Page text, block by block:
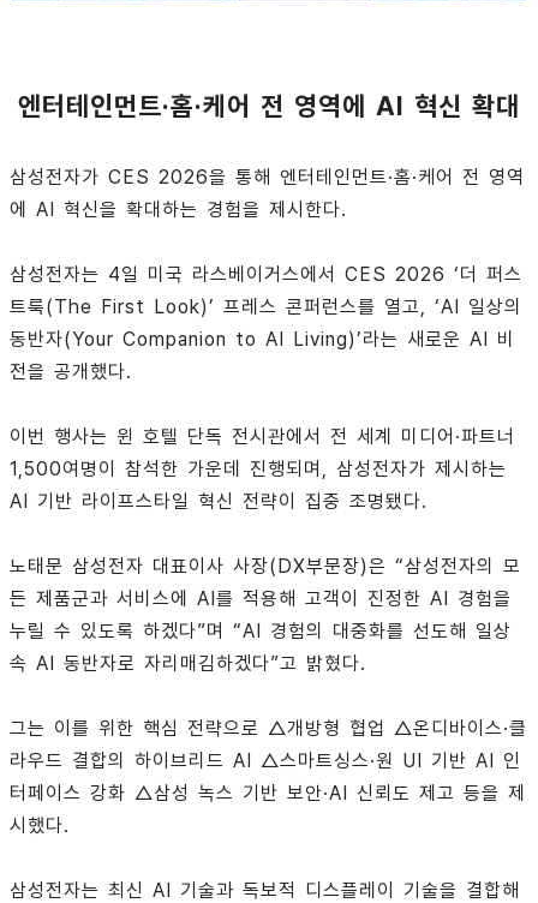
엔터테인먼트·홈·케어 전 영역에 AI 혁신 확대
삼성전자가 CES 2026을 통해 엔터테인먼트·홈·케어 전 영역
에 AI 혁신을 확대하는 경험을 제시한다.
삼성전자는 4일 미국 라스베이거스에서 CES 2026 ‘더 퍼스
트룩(The First Look)’ 프레스 콘퍼런스를 열고, ‘AI 일상의
동반자(Your Companion to AI Living)’라는 새로운 AI 비
전을 공개했다.
이번 행사는 윈 호텔 단독 전시관에서 전 세계 미디어·파트너
1,500여명이 참석한 가운데 진행되며, 삼성전자가 제시하는
AI 기반 라이프스타일 혁신 전략이 집중 조명됐다.
노태문 삼성전자 대표이사 사장(DX부문장)은 “삼성전자의 모
든 제품군과 서비스에 AI를 적용해 고객이 진정한 AI 경험을
누릴 수 있도록 하겠다”며 “AI 경험의 대중화를 선도해 일상
속 AI 동반자로 자리매김하겠다”고 밝혔다.
그는 이를 위한 핵심 전략으로 △개방형 협업 △온디바이스·클
라우드 결합의 하이브리드 AI △스마트싱스·원 UI 기반 AI 인
터페이스 강화 △삼성 녹스 기반 보안·AI 신뢰도 제고 등을 제
시했다.
삼성전자는 최신 AI 기술과 독보적 디스플레이 기술을 결합해